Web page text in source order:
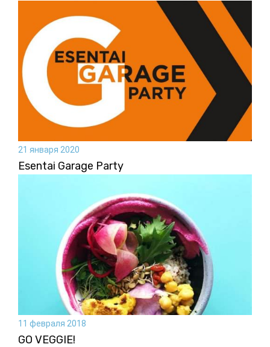
21 января 2020
Esentai Garage Party
11 февраля 2018
GO VEGGIE!